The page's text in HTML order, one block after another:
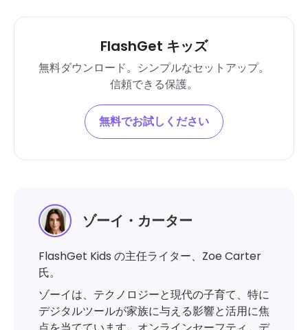
FlashGet キッズ
無料ダウンロード。シンプルなセットアップ。
信頼できる保護。
無料でお試しください
ゾーイ・カーター
FlashGet Kids の主任ライター、Zoe Carter
氏。
ゾーイは、テクノロジーと現代の子育て、特に
デジタルツールが家族に与える影響と活用に焦